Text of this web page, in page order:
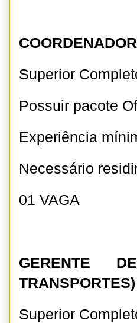
Superior
Possuir pacote
Experiência
Necessário
01 VAGA
GERENTE
TRANSPORTES)
Superior